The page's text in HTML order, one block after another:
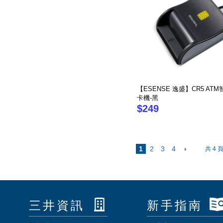
【ESENSE 逸盛】CR5 ATM
卡機-黑
$249
1 2 3 4 共 4
三井資訊 新手指南